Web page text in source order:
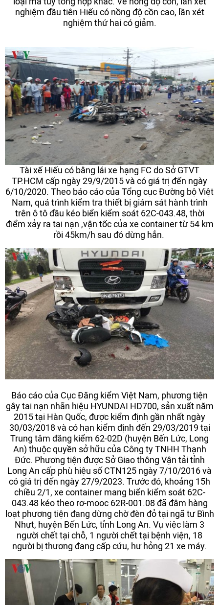
nghiệm đầu tiên Hiếu có nồng độ cồn cao, lần xét
nghiệm thứ hai có giảm.
Tài xế Hiếu có bằng lái xe hạng FC do Sở GTVT
TP.HCM cấp ngày 29/9/2015 và có giá trị đến ngày
6/10/2020. Theo báo cáo của Tổng cục Đường bộ Việt
Nam, quá trình kiểm tra thiết bị giám sát hành trình
trên ô tô đầu kéo biển kiểm soát 62C-043.48, thời
điểm xảy ra tai nạn ,vận tốc của xe container từ 54 km
rồi 45km/h sau đó dừng hẳn.
Báo cáo của Cục Đăng kiểm Việt Nam, phương tiện
gây tai nạn nhãn hiệu HYUNDAI HD700, sản xuất năm
2015 tại Hàn Quốc, được kiểm định gần nhất ngày
30/03/2018 và có hạn kiểm định đến 29/03/2019 tại
Trung tâm đăng kiểm 62-02D (huyện Bến Lức, Long
An) thuộc quyền sở hữu của Công ty TNHH Thạnh
Đức. Phương tiện được Sở Giao thông Vận tải tỉnh
Long An cấp phù hiệu số CTN125 ngày 7/10/2016 và
có giá trị đến ngày 27/9/2023. Trước đó, khoảng 15h
chiều 2/1, xe container mang biển kiểm soát 62C-
043.48 kéo theo rơ-mooc 62R-001.08 đã đâm hàng
loạt phương tiện đang dừng chờ đèn đỏ tại ngã tư Bình
Nhựt, huyện Bến Lức, tỉnh Long An. Vụ việc làm 3
người chết tại chỗ, 1 người chết tại bệnh viện, 18
người bị thương đang cấp cứu, hư hỏng 21 xe máy.